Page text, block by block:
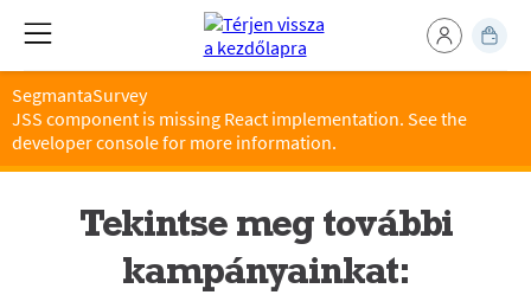
SegmantaSurvey
JSS component is missing React implementation. See the
developer console for more information.
Tekintse meg további
kampányainkat: